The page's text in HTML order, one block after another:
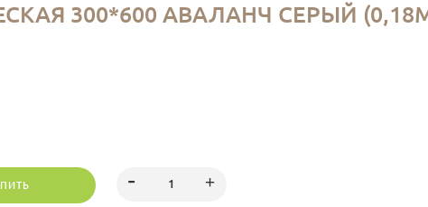
300*600 АВАЛАНЧ СЕРЫЙ